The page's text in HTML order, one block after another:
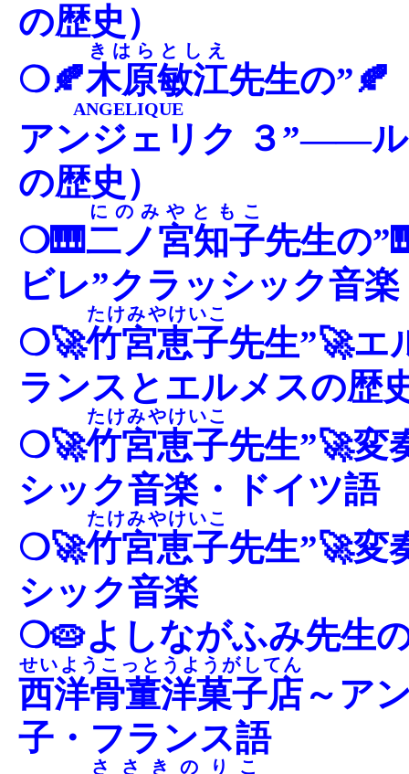
の歴史）
❍🍂木原敏江
きはらとしえ
先生の”🍂
アンジェリク
ANGELIQUE
３”――ル
の歴史）
❍🎹二ノ宮知子
にのみやともこ
先生の
ビレ”クラッシック音
❍🚀竹宮恵子
たけみやけいこ
先生”🚀エ
ランスとエルメスの歴
❍🚀竹宮恵子
たけみやけいこ
先生”🚀
シック音楽・ドイツ語
❍🚀竹宮恵子
たけみやけいこ
先生”🚀
シック音楽
❍🥧よしながふみ先生
西洋骨董洋菓子店
せいようこっとうようがしてん
～ア
子・フランス語
ささきのりこ